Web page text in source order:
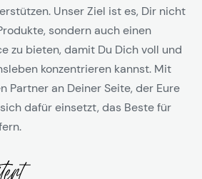
Unser Ziel ist es, Dir nicht
sondern auch einen
zu bieten, damit Du Dich voll und
konzentrieren kannst. Mit
Partner an Deiner Seite, der Eure
dafür einsetzt, das Beste für